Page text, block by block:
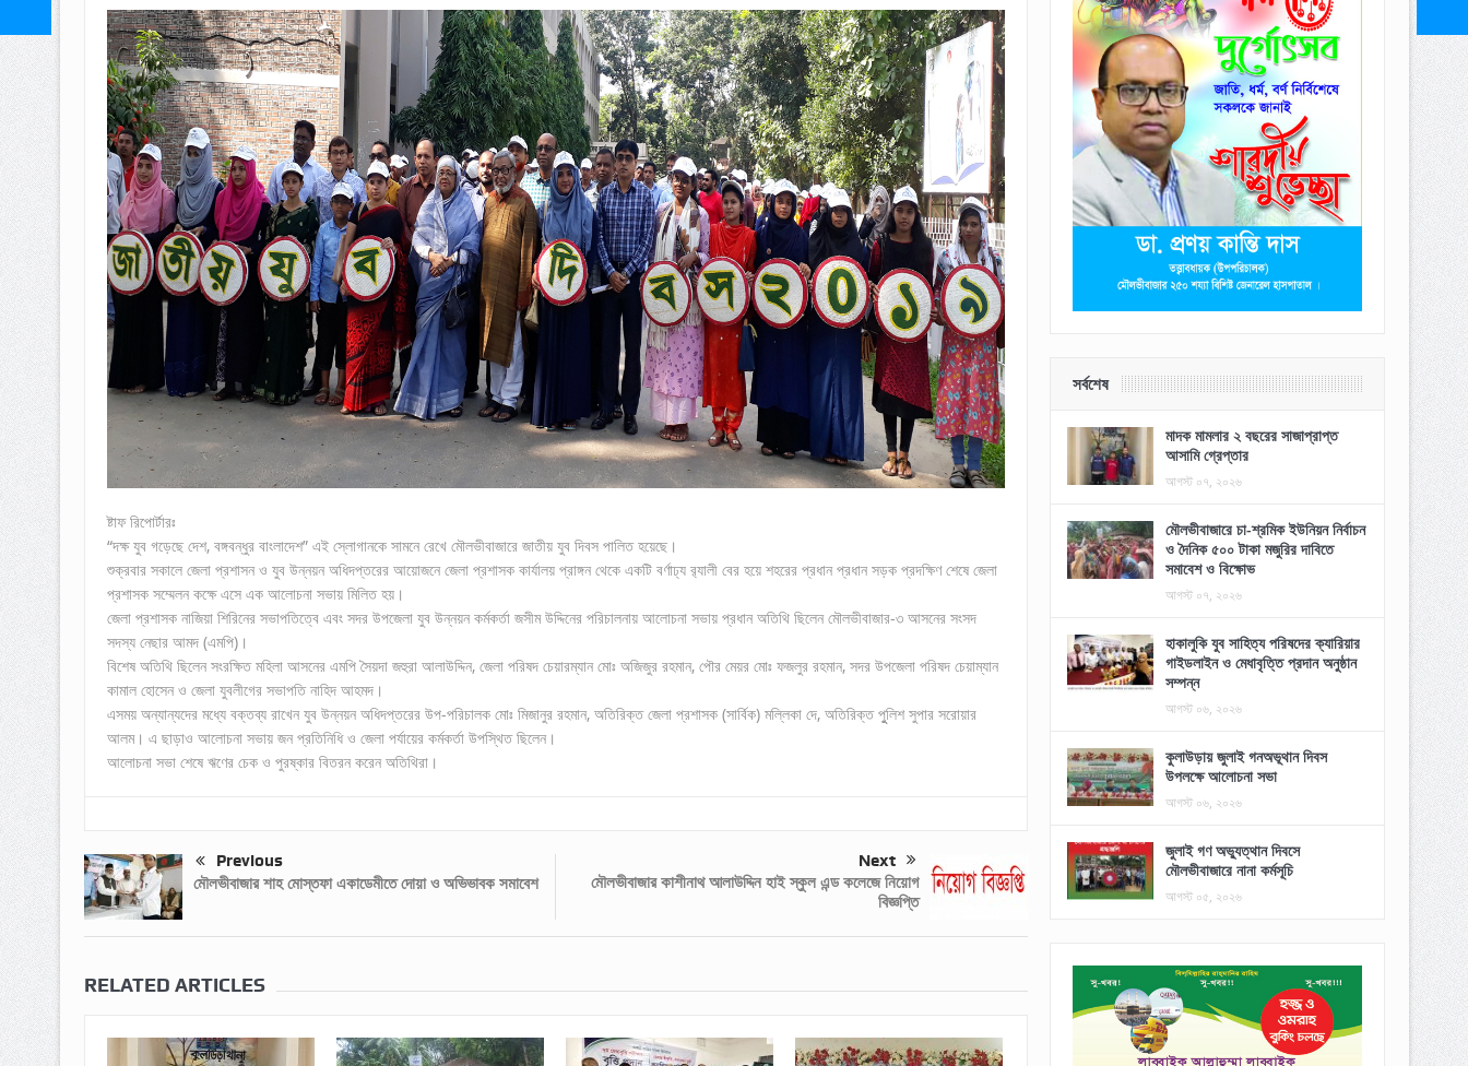
ষ্টাফ রিপোর্টারঃ
“দক্ষ যুব গড়েছে দেশ, বঙ্গবন্ধুর বাংলাদেশ” এই স্লোগানকে সামনে রেখে মৌলভীবাজারে জাতীয় যুব দিবস পালিত হয়েছে।
শুক্রবার সকালে জেলা প্রশাসন ও যুব উন্নয়ন অধিদপ্তরের আয়োজনে জেলা প্রশাসক কার্যালয় প্রাঙ্গন থেকে একটি বর্ণাঢ্য র‌্যালী বের হয়ে শহরের প্রধান প্রধান সড়ক প্রদক্ষিণ শেষে জেলা
প্রশাসক সম্মেলন কক্ষে এসে এক আলোচনা সভায় মিলিত হয়।
জেলা প্রশাসক নাজিয়া শিরিনের সভাপতিত্বে এবং সদর উপজেলা যুব উন্নয়ন কর্মকর্তা জসীম উদ্দিনের পরিচালনায় আলোচনা সভায় প্রধান অতিথি ছিলেন মৌলভীবাজার-৩ আসনের সংসদ
সদস্য নেছার আমদ (এমপি)।
বিশেষ অতিথি ছিলেন সংরক্ষিত মহিলা আসনের এমপি সৈয়দা জহুরা আলাউদ্দিন, জেলা পরিষদ চেয়ারম্যান মোঃ অজিজুর রহমান, পৌর মেয়র মোঃ ফজলুর রহমান, সদর উপজেলা পরিষদ চেয়াম্যান
কামাল হোসেন ও জেলা যুবলীগের সভাপতি নাহিদ আহমদ।
এসময় অন্যান্যদের মধ্যে বক্তব্য রাখেন যুব উন্নয়ন অধিদপ্তরের উপ-পরিচালক মোঃ মিজানুর রহমান, অতিরিক্ত জেলা প্রশাসক (সার্বিক) মল্লিকা দে, অতিরিক্ত পুুলিশ সুপার সরোয়ার
আলম। এ ছাড়াও আলোচনা সভায় জন প্রতিনিধি ও জেলা পর্যায়ের কর্মকর্তা উপস্থিত ছিলেন।
আলোচনা সভা শেষে ঋণের চেক ও পুরষ্কার বিতরন করেন অতিথিরা।
Previous
মৌলভীবাজার শাহ মোস্তফা একাডেমীতে দোয়া ও অভিভাবক সমাবেশ
Next
মৌলভীবাজার কাশীনাথ আলাউদ্দিন হাই স্কুল এন্ড কলেজে নিয়োগ
বিজ্ঞপ্তি
RELATED ARTICLES
সর্বশেষ
মাদক মামলার ২ বছরের সাজাপ্রাপ্ত
আসামি গ্রেপ্তার
আগস্ট ০৭, ২০২৬
মৌলভীবাজারে চা-শ্রমিক ইউনিয়ন নির্বাচন
ও দৈনিক ৫০০ টাকা মজুরির দাবিতে
সমাবেশ ও বিক্ষোভ
আগস্ট ০৭, ২০২৬
হাকালুকি যুব সাহিত্য পরিষদের ক্যারিয়ার
গাইডলাইন ও মেধাবৃত্তি প্রদান অনুষ্ঠান
সম্পন্ন
আগস্ট ০৬, ২০২৬
কুলাউড়ায় জুলাই গনঅভূথান দিবস
উপলক্ষে আলোচনা সভা
আগস্ট ০৬, ২০২৬
জুলাই গণ অভ্যুত্থান দিবসে
মৌলভীবাজারে নানা কর্মসূচি
আগস্ট ০৫, ২০২৬